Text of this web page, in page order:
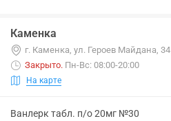
Каменка
г. Каменка, ул. Героев Майдана, 34
Закрыто. Пн-Вс: 08:00-20:00
На карте
Ванлерк табл. п/о 20мг №30